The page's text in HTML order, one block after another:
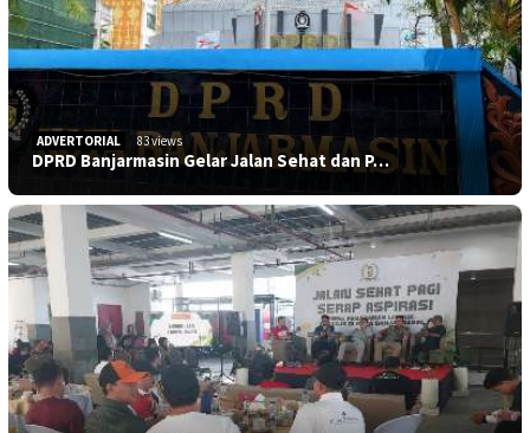
ADVERTORIAL 83 views
DPRD Banjarmasin Gelar Jalan Sehat dan P…